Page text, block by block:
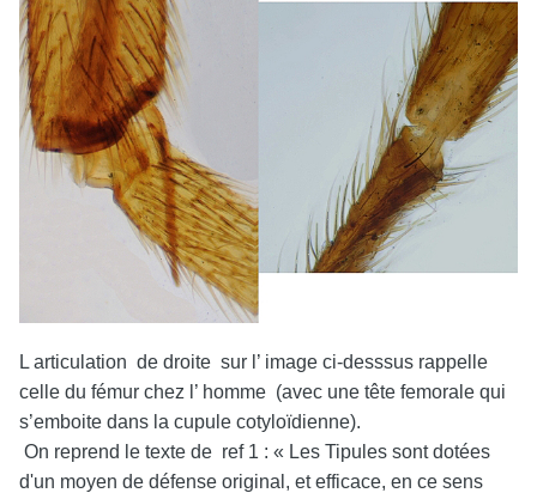
L articulation de droite sur l’ image ci-desssus rappelle
celle du fémur chez l’ homme (avec une tête femorale qui
s’emboite dans la cupule cotyloïdienne).
On reprend le texte de ref 1 : « Les Tipules sont dotées
d'un moyen de défense original, et efficace, en ce sens